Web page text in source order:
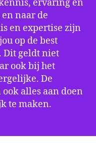
ervaring en
naar de
en expertise zijn
op de best
Dit geldt niet
ook bij het
De
alles aan doen
te maken.